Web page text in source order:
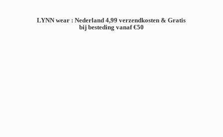
LYNN wear : Nederland 4,99 verzendkosten & Gratis
bij besteding vanaf €50